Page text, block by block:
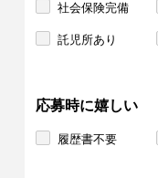
社会保険完備
託児所あり
応募時に嬉しい
履歴書不要